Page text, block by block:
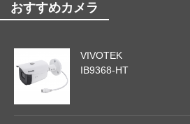
おすすめカメラ
VIVOTEK
IB9368-HT